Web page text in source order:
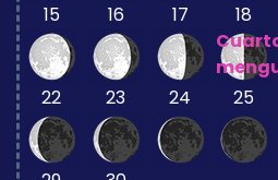
15 16 17
18
22 23 24 25